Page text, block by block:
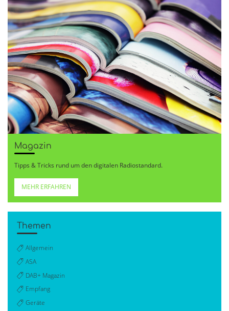
Magazin
Tipps & Tricks rund um den digitalen Radiostandard.
MEHR ERFAHREN
Themen
Allgemein
ASA
DAB+ Magazin
Empfang
Geräte